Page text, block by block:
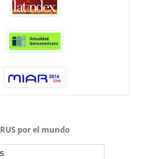
RUS por el mundo